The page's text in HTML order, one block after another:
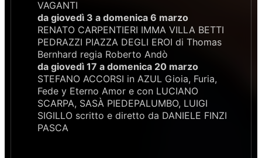
VAGANTI
da giovedì 3 a domenica 6 marzo
RENATO CARPENTIERI IMMA VILLA BETTI
PEDRAZZI PIAZZA DEGLI EROI di Thomas
Bernhard regia Roberto Andò
da giovedì 17 a domenica 20 marzo
STEFANO ACCORSI in AZUL Gioia, Furia,
Fede y Eterno Amor e con LUCIANO
SCARPA, SASÀ PIEDEPALUMBO, LUIGI
SIGILLO scritto e diretto da DANIELE FINZI
PASCA